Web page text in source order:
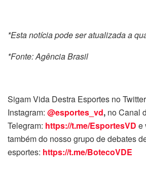
*Esta notícia pode ser atualizada a
*Fonte: Agência Brasil
Sigam Vida Destra Esportes no
Instagram: @esportes_vd, no Canal
Telegram: https://t.me/EsportesVD e
também do nosso grupo de debates
esportes: https://t.me/BotecoVDE